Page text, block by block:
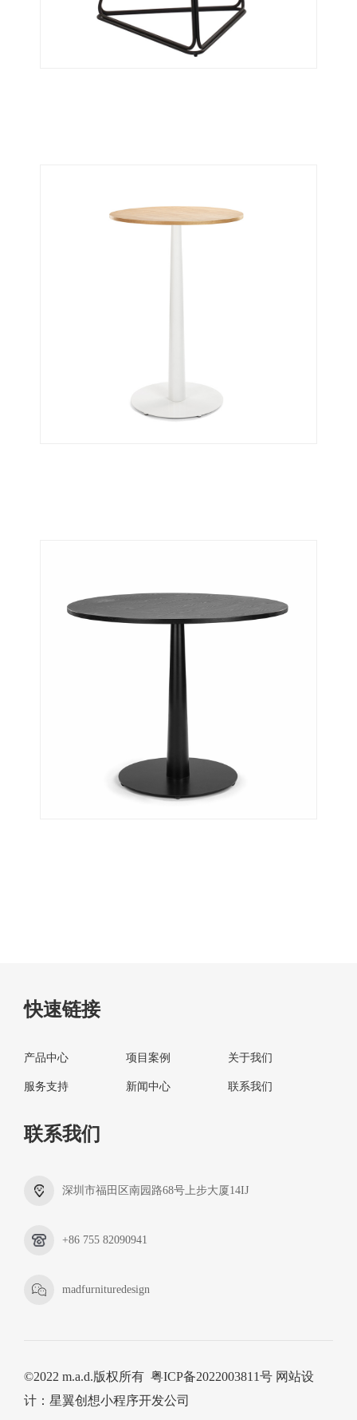
快速链接
产品中心 项目案例 关于我们
服务支持 新闻中心 联系我们
联系我们
深圳市福田区南园路68号上步大厦14IJ
+86 755 82090941
madfurnituredesign
©2022 m.a.d.版权所有 粤ICP备2022003811号 网站设
计 ： 星翼创想小程序开发公司